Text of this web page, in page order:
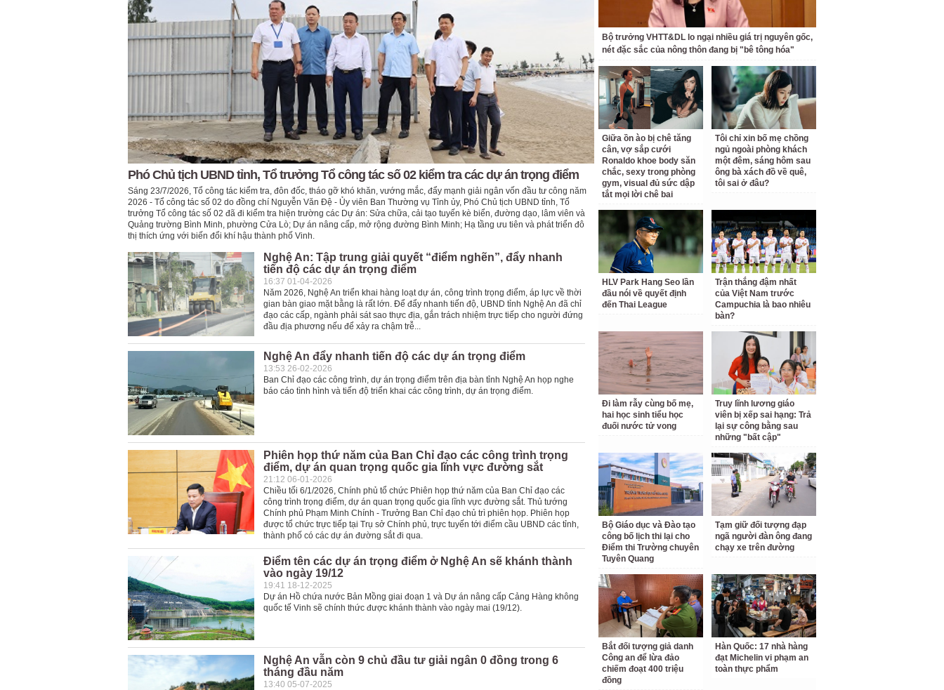
Phó Chủ tịch UBND tỉnh, Tổ trưởng Tổ công tác số 02 kiểm tra các dự án trọng điểm
Sáng 23/7/2026, Tổ công tác kiểm tra, đôn đốc, tháo gỡ khó khăn, vướng mắc, đẩy mạnh giải ngân vốn đầu tư công năm
2026 - Tổ công tác số 02 do đồng chí Nguyễn Văn Đệ - Ủy viên Ban Thường vụ Tỉnh ủy, Phó Chủ tịch UBND tỉnh, Tổ
trưởng Tổ công tác số 02 đã đi kiểm tra hiện trường các Dự án: Sửa chữa, cải tạo tuyến kè biển, đường dạo, lâm viên và
Quảng trường Bình Minh, phường Cửa Lò; Dự án nâng cấp, mở rộng đường Bình Minh; Hạ tầng ưu tiên và phát triển đô
thị thích ứng với biến đổi khí hậu thành phố Vinh.
Nghệ An: Tập trung giải quyết “điểm nghẽn”, đẩy nhanh
tiến độ các dự án trọng điểm
16:37 01-04-2026
Năm 2026, Nghệ An triển khai hàng loạt dự án, công trình trọng điểm, áp lực về thời
gian bàn giao mặt bằng là rất lớn. Để đẩy nhanh tiến độ, UBND tỉnh Nghệ An đã chỉ
đạo các cấp, ngành phải sát sao thực địa, gắn trách nhiệm trực tiếp cho người đứng
đầu địa phương nếu để xảy ra chậm trễ...
Nghệ An đẩy nhanh tiến độ các dự án trọng điểm
13:53 26-02-2026
Ban Chỉ đạo các công trình, dự án trọng điểm trên địa bàn tỉnh Nghệ An họp nghe
báo cáo tình hình và tiến độ triển khai các công trình, dự án trọng điểm.
Phiên họp thứ năm của Ban Chỉ đạo các công trình trọng
điểm, dự án quan trọng quốc gia lĩnh vực đường sắt
21:12 06-01-2026
Chiều tối 6/1/2026, Chính phủ tổ chức Phiên họp thứ năm của Ban Chỉ đạo các
công trình trọng điểm, dự án quan trọng quốc gia lĩnh vực đường sắt. Thủ tướng
Chính phủ Phạm Minh Chính - Trưởng Ban Chỉ đạo chủ trì phiên họp. Phiên họp
được tổ chức trực tiếp tại Trụ sở Chính phủ, trực tuyến tới điểm cầu UBND các tỉnh,
thành phố có các dự án đường sắt đi qua.
Điểm tên các dự án trọng điểm ở Nghệ An sẽ khánh thành
vào ngày 19/12
19:41 18-12-2025
Dự án Hồ chứa nước Bản Mồng giai đoạn 1 và Dự án nâng cấp Cảng Hàng không
quốc tế Vinh sẽ chính thức được khánh thành vào ngày mai (19/12).
Nghệ An vẫn còn 9 chủ đầu tư giải ngân 0 đồng trong 6
tháng đầu năm
13:40 05-07-2025
Bộ trưởng VHTT&DL lo ngại nhiều giá trị nguyên gốc,
nét đặc sắc của nông thôn đang bị "bê tông hóa"
Giữa ồn ào bị chê tăng
cân, vợ sắp cưới
Ronaldo khoe body săn
chắc, sexy trong phòng
gym, visual đủ sức dập
tắt mọi lời chê bai
Tôi chỉ xin bố mẹ chồng
ngủ ngoài phòng khách
một đêm, sáng hôm sau
ông bà xách đồ về quê,
tôi sai ở đâu?
HLV Park Hang Seo lần
đầu nói về quyết định
đến Thai League
Trận thắng đậm nhất
của Việt Nam trước
Campuchia là bao nhiêu
bàn?
Đi làm rẫy cùng bố mẹ,
hai học sinh tiểu học
đuối nước tử vong
Truy lĩnh lương giáo
viên bị xếp sai hạng: Trả
lại sự công bằng sau
những "bất cập"
Bộ Giáo dục và Đào tạo
công bố lịch thi lại cho
Điểm thi Trường chuyên
Tuyên Quang
Tạm giữ đối tượng đạp
ngã người đàn ông đang
chạy xe trên đường
Bắt đối tượng giả danh
Công an để lừa đảo
chiếm đoạt 400 triệu
đồng
Hàn Quốc: 17 nhà hàng
đạt Michelin vi phạm an
toàn thực phẩm